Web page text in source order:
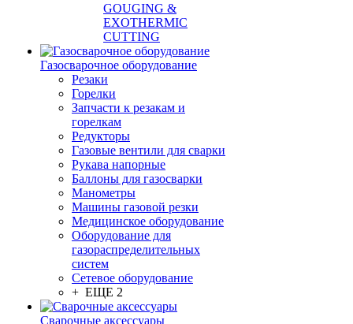
GOUGING &
EXOTHERMIC
CUTTING
Газосварочное оборудование
Резаки
Горелки
Запчасти к резакам и
горелкам
Редукторы
Газовые вентили для сварки
Рукава напорные
Баллоны для газосварки
Манометры
Машины газовой резки
Медицинское оборудование
Оборудование для
газораспределительных
систем
Сетевое оборудование
+ ЕЩЕ 2
Сварочные аксессуары